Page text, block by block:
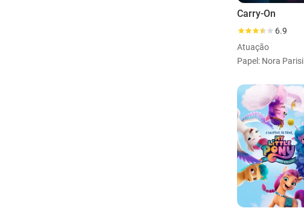
Carry-On
6.9
Atuação
Papel: Nora Parisi